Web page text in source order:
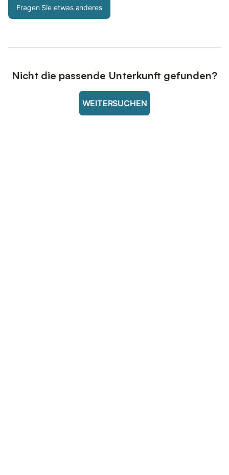
Fragen Sie etwas anderes
Nicht die passende Unterkunft gefunden?
WEITERSUCHEN